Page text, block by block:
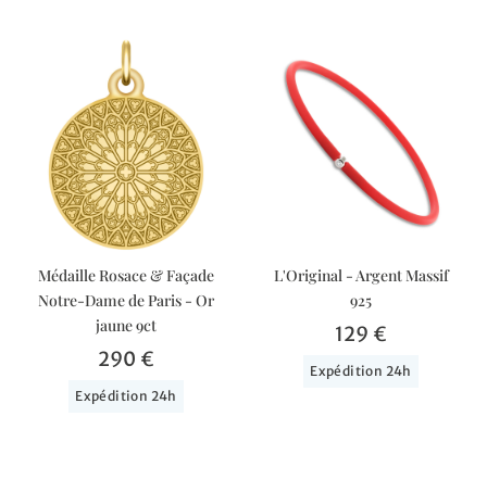
Médaille Rosace & Façade
Notre-Dame de Paris - Or
jaune 9ct
290 €
Expédition 24h
L'Original - Argent Massif
925
129 €
Expédition 24h